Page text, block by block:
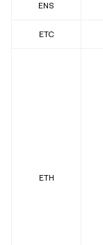
ENS
ETC
ETH